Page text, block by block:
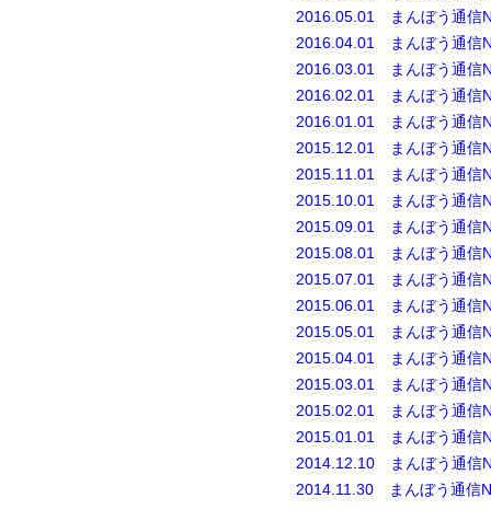
2016.05.01 まんぼう通信
2016.04.01 まんぼう通信
2016.03.01 まんぼう通信
2016.02.01 まんぼう通信
2016.01.01 まんぼう通信
2015.12.01 まんぼう通信
2015.11.01 まんぼう通信
2015.10.01 まんぼう通信
2015.09.01 まんぼう通信
2015.08.01 まんぼう通信
2015.07.01 まんぼう通信
2015.06.01 まんぼう通信
2015.05.01 まんぼう通信
2015.04.01 まんぼう通信
2015.03.01 まんぼう通信
2015.02.01 まんぼう通信
2015.01.01 まんぼう通信
2014.12.10 まんぼう通信
2014.11.30 まんぼう通信